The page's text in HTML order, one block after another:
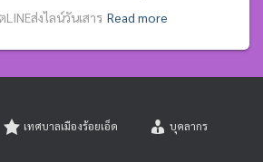
ส่งไลน์วันเสาร Read more
เทศบาลเมืองร้อยเอ็ด บุคลากร